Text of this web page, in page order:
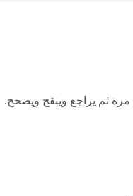
مرة ثم يراجع وينقح ويصحح.